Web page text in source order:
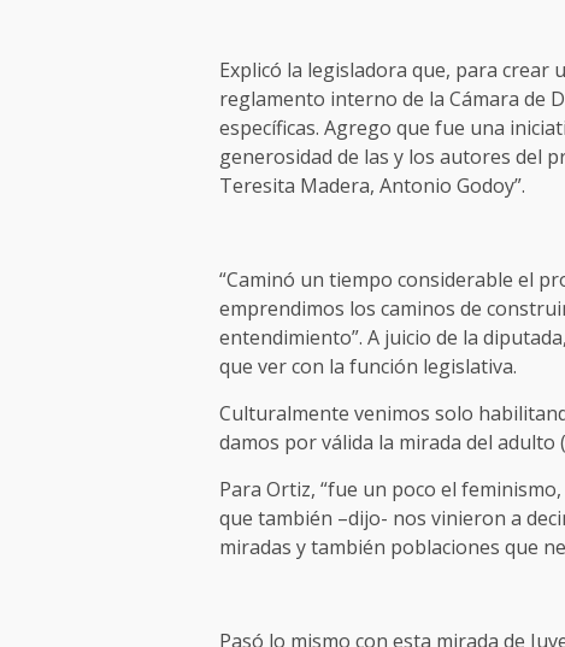
Explicó la legisladora que, para crear
reglamento interno de la Cámara de
específicas. Agrego que fue una
generosidad de las y los autores del
Teresita Madera, Antonio Godoy”.
“Caminó un tiempo considerable el
emprendimos los caminos de
entendimiento”. A juicio de la
que ver con la función legislativa.
Culturalmente venimos solo
damos por válida la mirada del adulto
Para Ortiz, “fue un poco el
que también –dijo- nos vinieron a
miradas y también poblaciones que
Pasó lo mismo con esta mirada de